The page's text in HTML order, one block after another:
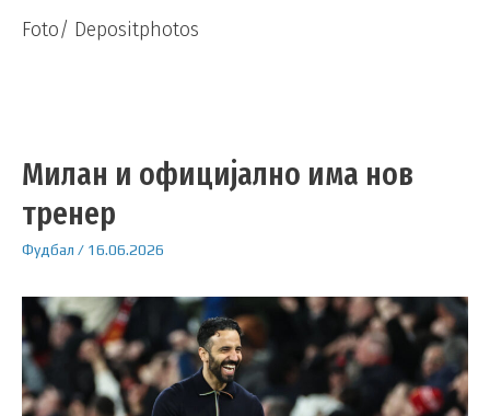
Foto/ Depositphotos
Милан и официјално има нов
тренер
Фудбал / 16.06.2026